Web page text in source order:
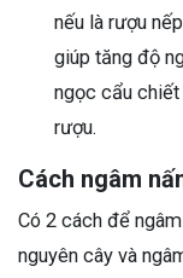
nếu là rượu
giúp tăng độ
ngọc cẩu chiết
rượu.
Cách ngâm
Có 2 cách để
nguyên cây và